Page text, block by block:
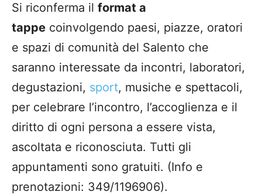
Si riconferma il format a
tappe coinvolgendo paesi, piazze, oratori
e spazi di comunità del Salento che
saranno interessate da incontri, laboratori,
degustazioni, sport, musiche e spettacoli,
per celebrare l’incontro, l’accoglienza e il
diritto di ogni persona a essere vista,
ascoltata e riconosciuta. Tutti gli
appuntamenti sono gratuiti. (Info e
prenotazioni: 349/1196906).